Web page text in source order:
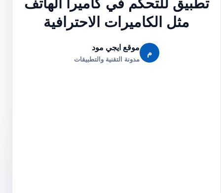
تطبيق للتحكم في كاميرا الهاتف
مثل الكاميرات الاحترافية
م
موقع ايجي مود
مدونة التقنية والتطبيقات